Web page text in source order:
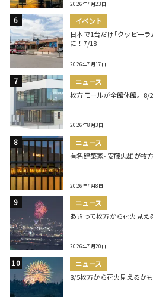
2026年7月23日
イベント
日本で1台だけ｢クッピー
に！7/18
2026年7月17日
ニュース
枚方モールが全館休館。8/
2026年8月3日
ニュース
有名建築家･安藤忠雄が枚
2026年7月8日
ニュース
あさって枚方から花火見え
2026年7月20日
ニュース
8/5枚方から花火見えるかも